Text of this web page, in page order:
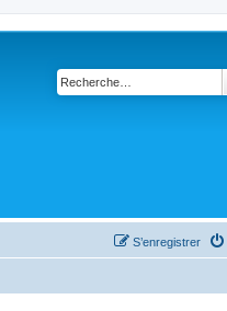
S’enregistrer